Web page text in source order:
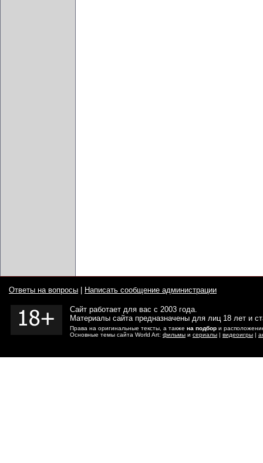
Ответы на вопросы Написать сообщение администрации
Сайт работает для вас с 2003 года.
Материалы сайта предназначены для лиц 18 лет и
Права на оригинальные тексты, а также на подбор и
Основные темы сайта World Art: фильмы и сериалы | видеоигры |